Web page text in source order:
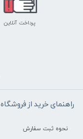
پرداخت آنلاین
راهنمای خرید از فروشگاه
نحوه ثبت سفارش